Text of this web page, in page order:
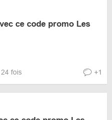
ce code promo Les
fois +1